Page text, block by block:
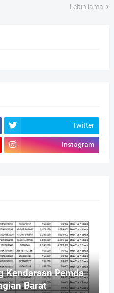
Lebih lama
Twitter
Instagram
Kendaraan Pemda
Barat